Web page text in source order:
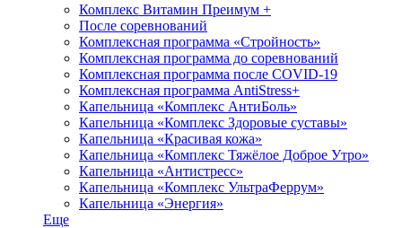
Комплекс Витамин Преимум +
После соревнований
Комплексная программа «Стройность»
Комплексная программа до соревнований
Комплексная программа после COVID-19
Комплексная программа AntiStress+
Капельница «Комплекс АнтиБоль»
Капельница «Комплекс Здоровые суставы»
Капельница «Красивая кожа»
Капельница «Комплекс Тяжёлое Доброе Утро»
Капельница «Антистресс»
Капельница «Комплекс УльтраФеррум»
Капельница «Энергия»
Еще